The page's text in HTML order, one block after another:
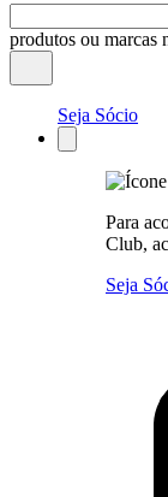
produtos ou marcas
Seja Sócio
Para
Club,
Seja